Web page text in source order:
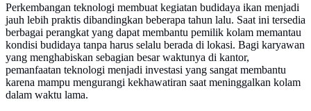
Perkembangan teknologi membuat kegiatan budidaya ikan menjadi
jauh lebih praktis dibandingkan beberapa tahun lalu. Saat ini tersedia
berbagai perangkat yang dapat membantu pemilik kolam memantau
kondisi budidaya tanpa harus selalu berada di lokasi. Bagi karyawan
yang menghabiskan sebagian besar waktunya di kantor,
pemanfaatan teknologi menjadi investasi yang sangat membantu
karena mampu mengurangi kekhawatiran saat meninggalkan kolam
dalam waktu lama.